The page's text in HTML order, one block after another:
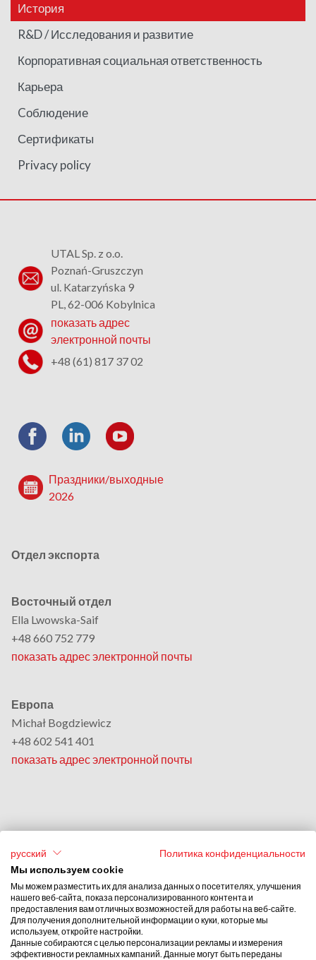
История
R&D / Исследования и развитие
Корпоративная социальная ответственность
Карьера
Cоблюдение
Сертификаты
Privacy policy
UTAL Sp. z o.o.
Poznań-Gruszczyn
ul. Katarzyńska 9
PL, 62-006 Kobylnica
показать адрес
электронной почты
+48 (61) 817 37 02
Праздники/выходные
2026
Отдел экспорта
Восточный отдел
Ella Lwowska-Saif
+48 660 752 779
показать адрес электронной почты
Европа
Michał Bogdziewicz
+48 602 541 401
показать адрес электронной почты
Америка, Восточная Азия & Океания
Monika Grobelna
+48 664 954 631
показать адрес электронной почты
Ближний Восток & Африка
Stephan Browarzik
русский
Политика конфиденциальности
Мы используем cookie
Мы можем разместить их для анализа данных о посетителях, улучшения
нашего веб-сайта, показа персонализированного контента и
предоставления вам отличных возможностей для работы на веб-сайте.
Для получения дополнительной информации о куки, которые мы
используем, откройте настройки.
Данные собираются с целью персонализации рекламы и измерения
эффективности рекламных кампаний. Данные могут быть переданы